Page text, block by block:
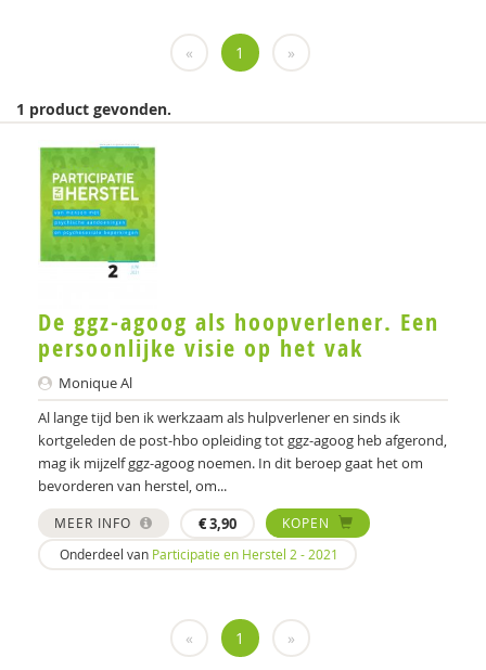
Stynke Castelein
Evelien Coppens
Dirk Corstens
Arno van Dam
Jakob de Boer
Kathleen De Cuyper
Philippe Delespaul
Lenneke Docter
Stasja Draisma
Jos Dröes
Merijn Eikelenboom
Thea Giesen
Janine Groeneveld
« 1 »
1 product gevonden.
De ggz-agoog als hoopverlener. Een
persoonlijke visie op het vak
Monique Al
Al lange tijd ben ik werkzaam als hulpverlener en sinds ik
kortgeleden de post-hbo opleiding tot ggz-agoog heb afgerond,
mag ik mijzelf ggz-agoog noemen. In dit beroep gaat het om
bevorderen van herstel, om...
MEER INFO €3,90
KOPEN
Onderdeel van Participatie en Herstel 2 - 2021
« 1 »